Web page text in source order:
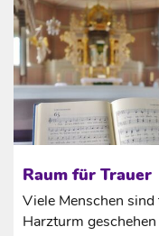
Raum für Trauer
Viele Menschen
Harzturm